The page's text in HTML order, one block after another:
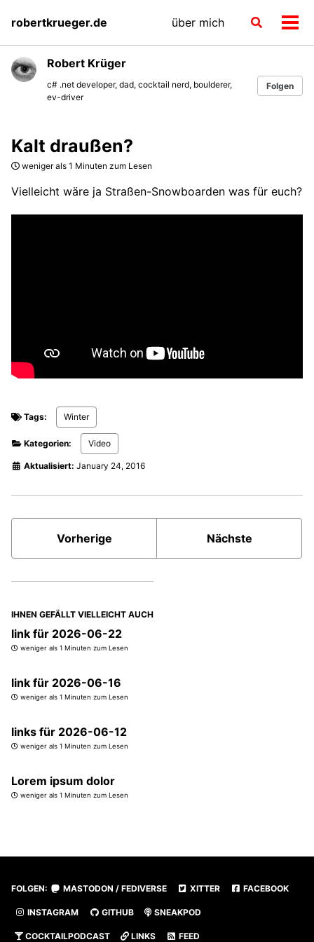
primary
navigation
content
footer
robertkrueger.de über mich
Toggle
Robert Krüger
c# .net developer, dad, cocktail nerd, boulderer,
ev-driver
Folgen
Kalt draußen?
weniger als 1 Minuten zum Lesen
Vielleicht wäre ja Straßen-Snowboarden was für euch?
Tags: Winter
Kategorien: Video
Aktualisiert: January 24, 2016
Vorherige Nächste
IHNEN GEFÄLLT VIELLEICHT AUCH
link für 2026-06-22
weniger als 1 Minuten zum Lesen
link für 2026-06-16
weniger als 1 Minuten zum Lesen
links für 2026-06-12
weniger als 1 Minuten zum Lesen
Lorem ipsum dolor
weniger als 1 Minuten zum Lesen
FOLGEN: MASTODON / FEDIVERSE XITTER FACEBOOK
INSTAGRAM GITHUB SNEAKPOD
COCKTAILPODCAST LINKS FEED